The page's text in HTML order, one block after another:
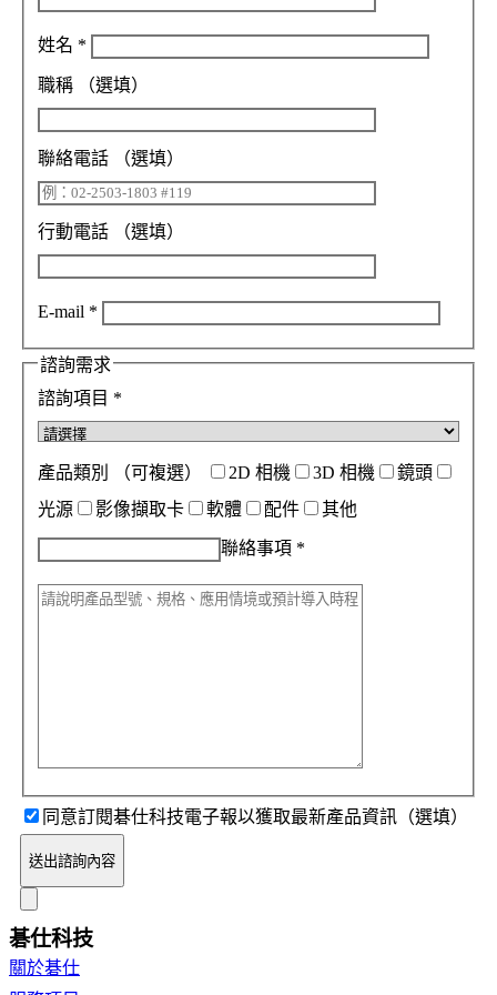
姓名 *
職稱 （選填）
聯絡電話 （選填）
行動電話 （選填）
E-mail *
諮詢需求
諮詢項目 *
產品類別 （可複選） 2D 相機 3D 相機
鏡頭
光源
影像擷取卡 軟體 配件 其他
聯絡事項 *
同意訂閱碁仕科技電子報以獲取最新產品資訊（選填）
送出諮詢內容
碁仕科技
關於碁仕